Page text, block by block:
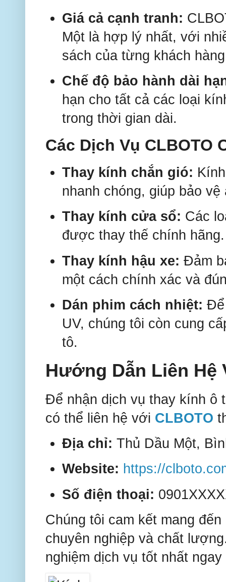
Giá cả cạnh tranh:
Một là hợp lý nhất, với
sách của từng khách
Chế độ bảo hành dài
hạn cho tất cả các loại
trong thời gian dài.
Các Dịch Vụ CLBOTO
Thay kính chắn gió:
nhanh chóng, giúp bảo
Thay kính cửa sổ: Các
được thay thế chính hãng.
Thay kính hậu xe: Đảm
một cách chính xác và
Dán phim cách nhiệt: Để
UV, chúng tôi còn cung
tô.
Hướng Dẫn Liên Hệ
Để nhận dịch vụ thay kính ô
có thể liên hệ với CLBOTO
Địa chỉ: Thủ Dầu Một,
Website: https://
Số điện thoại:
Chúng tôi cam kết mang
chuyên nghiệp và chất
nghiệm dịch vụ tốt nhất